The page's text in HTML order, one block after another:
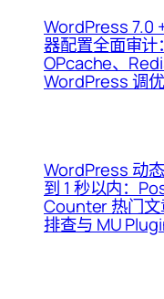
WordPress 7.0
器配置全面审计
OPcache、
WordPress 调
WordPress 动
到 1 秒以内：
Counter 热门
排查与 MU